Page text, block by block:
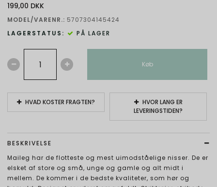
199,00 DKK
MODEL/VARENR.: 5707304145424
LAGERSTATUS:
PÅ LAGER
Køb
HVAD KOSTER FRAGTEN?
HVOR LANG ER
LEVERINGSTIDEN?
BESKRIVELSE
Maileg har de flotteste og mest uimodståelige nisser. De er
elsket af store og små, unge og gamle og alt midt i
mellem. De kommer i de bedste kvaliteter, som hør og